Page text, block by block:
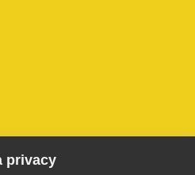
privacy